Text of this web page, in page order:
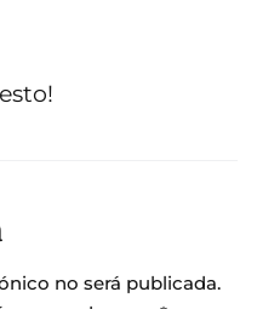
no será publicada.